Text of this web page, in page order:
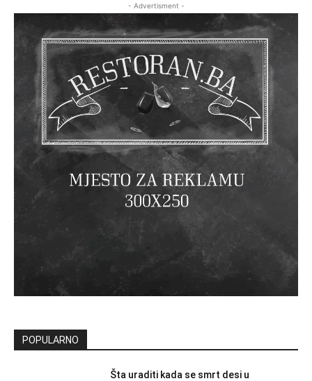
- Advertisment -
POPULARNO
Šta uraditi kada se smrt desi u